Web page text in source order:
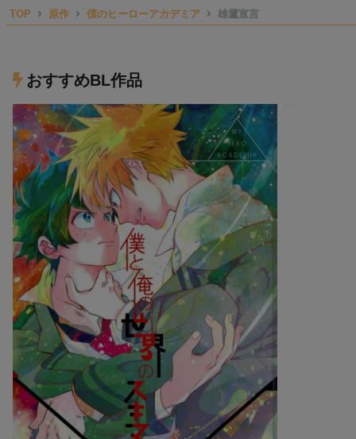
TOP 原作 僕のヒーローアカデミア 雄鷹宣言
おすすめBL作品